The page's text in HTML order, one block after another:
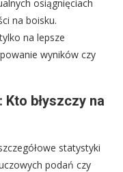
osiągnięciach
na boisku.
na lepsze
wyników czy
błyszczy na
statystyki
podań czy